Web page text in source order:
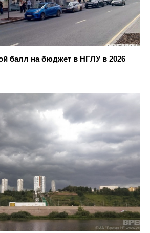
балл на бюджет в НГЛУ в 2026